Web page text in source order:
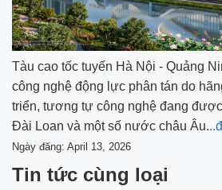
Tàu cao tốc tuyến Hà Nội - Quảng
công nghệ động lực phân tán do
triển, tương tự công nghệ đang
Đài Loan và một số nước châu Âu.
Ngày đăng: April 13, 2026
Tin tức cùng loại